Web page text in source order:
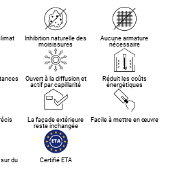
Inhibition naturelle des
moisissures
Aucune armature
nécessaire
Ouvert à la diffusion et
actif par capillarité
Réduit les coûts
énergétiques
La façade extérieure
reste inchangée
Facile à mettre en œuvre
du
Certifié ETA